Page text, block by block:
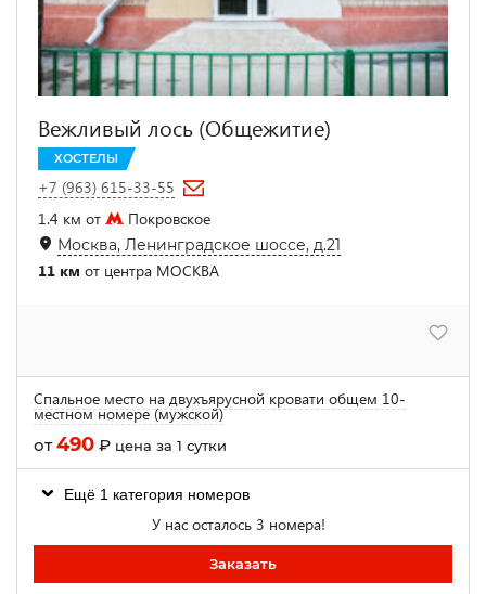
Вежливый лось (Общежитие)
ХОСТЕЛЫ
+7 (963) 615-33-55
1.4 км от
Покровское
Москва, Ленинградское шоссе, д.21
11 км от центра МОСКВА
Спальное место на двухъярусной кровати общем 10-
местном номере (мужской)
от490 ₽ цена за 1 сутки
Ещё 1 категория номеров
У нас осталось 3 номера!
Заказать